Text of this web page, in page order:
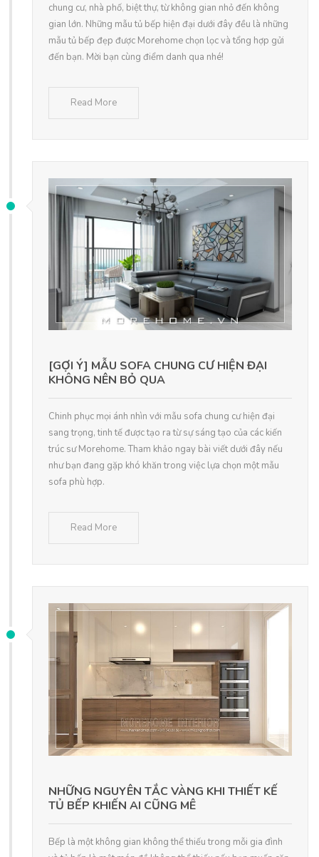
chung cư, nhà phố, biệt thự, từ không gian nhỏ đến không
gian lớn. Những mẫu tủ bếp hiện đại dưới đây đều là những
mẫu tủ bếp đẹp được Morehome chọn lọc và tổng hợp gửi
đến bạn. Mời bạn cùng điểm danh qua nhé!
Read More
[GỢI Ý] MẪU SOFA CHUNG CƯ HIỆN ĐẠI
KHÔNG NÊN BỎ QUA
Chinh phục mọi ánh nhìn với mẫu sofa chung cư hiện đại
sang trọng, tinh tế được tạo ra từ sự sáng tạo của các kiến
trúc sư Morehome. Tham khảo ngay bài viết dưới đây nếu
như bạn đang gặp khó khăn trong việc lựa chọn một mẫu
sofa phù hợp.
Read More
NHỮNG NGUYÊN TẮC VÀNG KHI THIẾT KẾ
TỦ BẾP KHIẾN AI CŨNG MÊ
Bếp là một không gian không thể thiếu trong mỗi gia đình